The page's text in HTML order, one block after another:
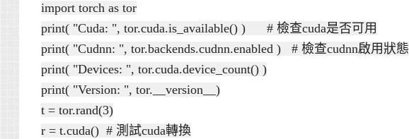
import torch as tor
print( "Cuda: ", tor.cuda.is_available() ) # 檢查cuda是否可用
print( "Cudnn: ", tor.backends.cudnn.enabled ) # 檢查cudnn啟用狀態
print( "Devices: ", tor.cuda.device_count() )
print( "Version: ", tor.__version__)
t = tor.rand(3)
r = t.cuda() # 測試cuda轉換